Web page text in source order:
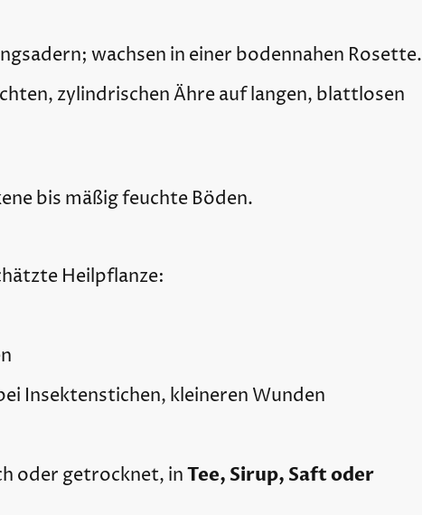
wachsen in einer bodennahen Rosette.
zylindrischen Ähre auf langen, blattlosen
bis mäßig feuchte Böden.
Heilpflanze:
Insektenstichen, kleineren Wunden
oder getrocknet, inTee, Sirup, Saft oder